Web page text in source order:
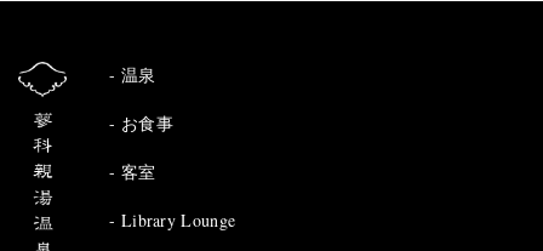
温泉
お食事
客室
Library Lounge